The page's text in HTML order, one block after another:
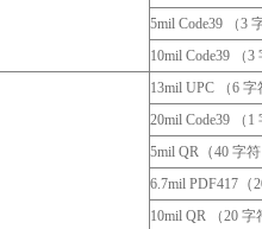
5mil Code39 （3
10mil Code39
（3
13mil UPC
（6 字
20mil Code39 （1
5mil QR （40 字
6.7mil PDF417 （
10mil QR
（20 字